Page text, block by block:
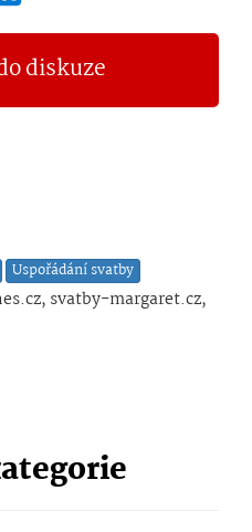
diskuze
Uspořádání svatby
svatby-margaret.cz,